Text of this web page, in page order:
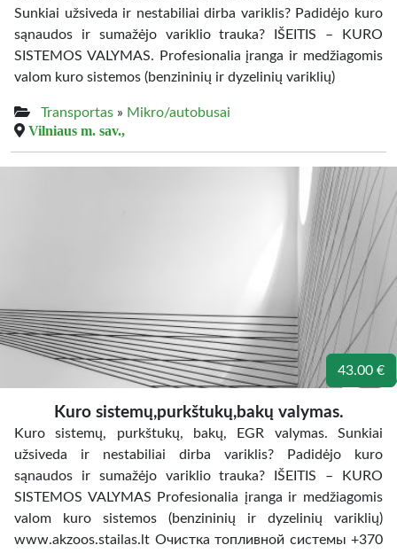
Sunkiai užsiveda ir nestabiliai dirba variklis? Padidėjo kuro
sąnaudos ir sumažėjo variklio trauka? IŠEITIS – KURO
SISTEMOS VALYMAS. Profesionalia įranga ir medžiagomis
valom kuro sistemos (benzininių ir dyzelinių variklių)
Transportas » Mikro/autobusai
Vilniaus m. sav.,
43.00 €
Kuro sistemų,purkštukų,bakų valymas.
Kuro sistemų, purkštukų, bakų, EGR valymas. Sunkiai
užsiveda ir nestabiliai dirba variklis? Padidėjo kuro
sąnaudos ir sumažėjo variklio trauka? IŠEITIS – KURO
SISTEMOS VALYMAS Profesionalia įranga ir medžiagomis
valom kuro sistemos (benzininių ir dyzelinių variklių)
www.akzoos.stailas.lt Очистка топливной системы +370